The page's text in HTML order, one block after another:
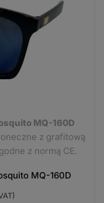
MQ-160D
z grafitową
z normą CE.
MQ-160D